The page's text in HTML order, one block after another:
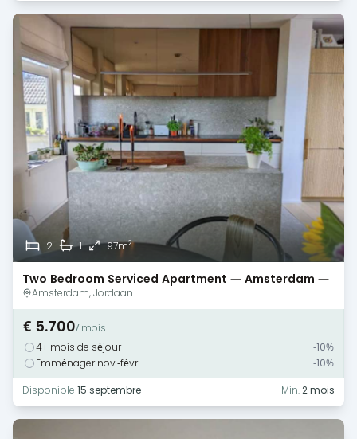
2 1 97m2
Two Bedroom Serviced Apartment — Amsterdam —
Jordaan
Amsterdam, Jordaan
€ 5.700/ mois
4+ mois de séjour
-10%
Emménager nov.-févr.
-10%
Disponible 15 septembre Min.2 mois